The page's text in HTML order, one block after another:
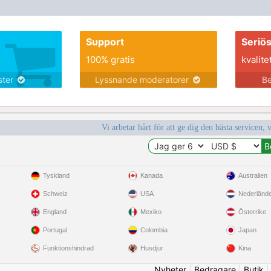
Support
100% gratis
Lyssnande moderatorer
Seriös
Vi arbetar hårt för att ge dig den bästa servicen,
Tyskland
Schweiz
England
Portugal
Funktionshindrad
Kanada
USA
Mexiko
Colombia
Husdjur
Australien
Österrike
Japan
Kina